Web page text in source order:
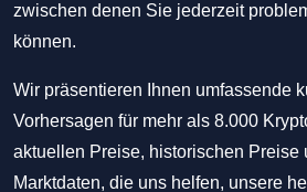
zwischen denen Sie jederzeit
können.
Wir präsentieren Ihnen umfassende
Vorhersagen für mehr als 8.000
aktuellen Preise, historischen Preise
Marktdaten, die uns helfen, unsere